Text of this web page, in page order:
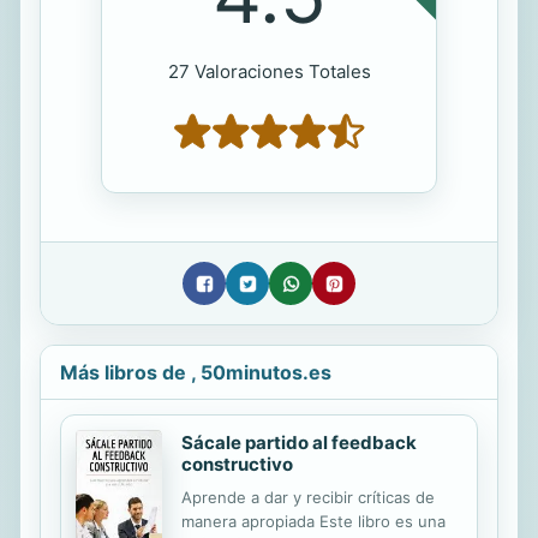
27 Valoraciones Totales
Más libros de , 50minutos.es
Sácale partido al feedback
constructivo
Aprende a dar y recibir críticas de
manera apropiada Este libro es una